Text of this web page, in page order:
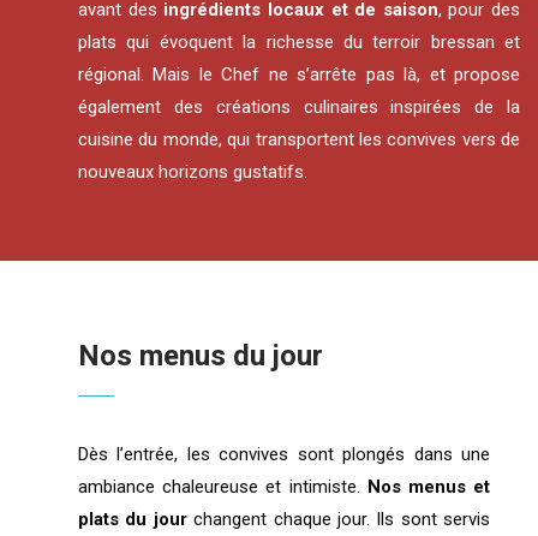
avant des ingrédients locaux et de saison, pour des
plats qui évoquent la richesse du terroir bressan et
régional. Mais le Chef ne s’arrête pas là, et propose
également des créations culinaires inspirées de la
cuisine du monde, qui transportent les convives vers de
nouveaux horizons gustatifs.
Nos menus du jour
Dès l’entrée, les convives sont plongés dans une
ambiance chaleureuse et intimiste. Nos menus et
plats du jourchangent chaque jour. Ils sont servis